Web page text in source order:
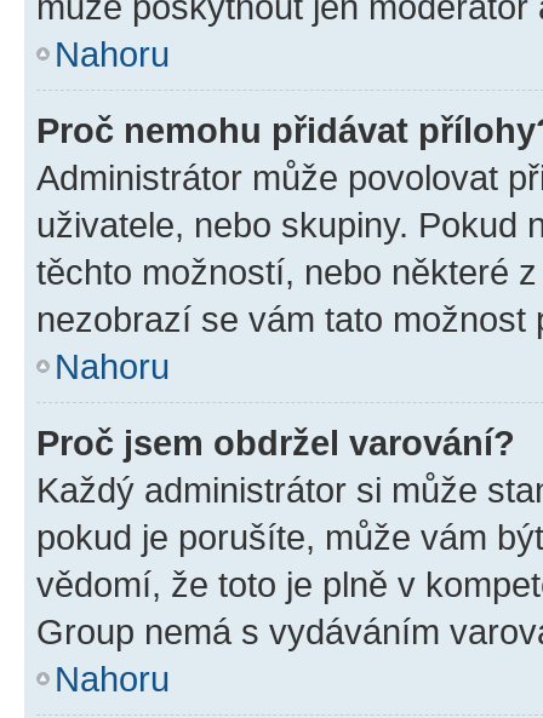
Nahoru
Proč nemohu přidávat
Administrátor může povolovat
uživatele, nebo skupiny. Pokud
těchto možností, nebo některé
nezobrazí se vám tato
Nahoru
Proč jsem obdržel varování?
Každý administrátor si může
pokud je porušíte, může vám
vědomí, že toto je plně v
Group nemá s vydáváním
Nahoru